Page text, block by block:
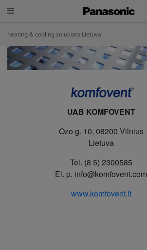
heating & cooling solutions Lietuva
UAB KOMFOVENT
Ozo g. 10, 08200 Vilnius
Lietuva
Tel. (8 5) 2300585
El. p. info@komfovent.com
www.komfovent.lt